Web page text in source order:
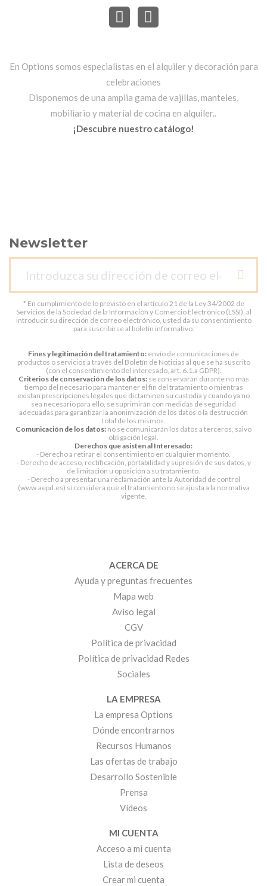
En Options somos especialistas en el alquiler y decoración para
celebraciones
Disponemos de una amplia gama de vajillas, manteles,
mobiliario y material de cocina en alquiler..
¡Descubre nuestro catálogo!
Newsletter
* En cumplimiento de lo previsto en el artículo 21 de la Ley 34/2002 de
Servicios de la Sociedad de la Información y Comercio Electrónico (LSSI), al
introducir su dirección de correo electrónico, usted da su consentimiento
para suscribirse al boletín informativo.
Fines y legitimación del tratamiento: envío de comunicaciones de
productos o servicios a través del Boletín de Noticias al que se ha suscrito
(con el consentimiento del interesado, art. 6.1.a GDPR).
Criterios de conservación de los datos:se conservarán durante no más
tiempo del necesario para mantener el fin del tratamiento o mientras
existan prescripciones legales que dictaminen su custodia y cuando ya no
sea necesario para ello, se suprimirán con medidas de seguridad
adecuadas para garantizar la anonimización de los datos o la destrucción
total de los mismos.
Comunicación de los datos: no se comunicarán los datos a terceros, salvo
obligación legal.
Derechos que asisten al Interesado:
- Derecho a retirar el consentimiento en cualquier momento.
- Derecho de acceso, rectificación, portabilidad y supresión de sus datos, y
de limitación u oposición a su tratamiento.
- Derecho a presentar una reclamación ante la Autoridad de control
(www.aepd.es) si considera que el tratamiento no se ajusta a la normativa
vigente.
ACERCA DE
Ayuda y preguntas frecuentes
Mapa web
Aviso legal
CGV
Política de privacidad
Política de privacidad Redes
Sociales
LA EMPRESA
La empresa Options
Dónde encontrarnos
Recursos Humanos
Las ofertas de trabajo
Desarrollo Sostenible
Prensa
Vídeos
MI CUENTA
Acceso a mi cuenta
Lista de deseos
Crear mi cuenta